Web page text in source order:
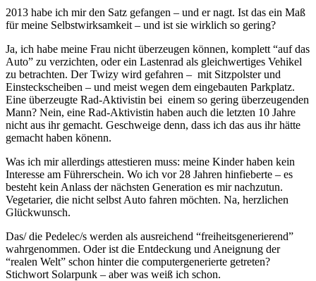
2013 habe ich mir den Satz gefangen – und er nagt. Ist das ein Maß
für meine Selbstwirksamkeit – und ist sie wirklich so gering?
Ja, ich habe meine Frau nicht überzeugen können, komplett “auf das
Auto” zu verzichten, oder ein Lastenrad als gleichwertiges Vehikel
zu betrachten. Der Twizy wird gefahren – mit Sitzpolster und
Einsteckscheiben – und meist wegen dem eingebauten Parkplatz.
Eine überzeugte Rad-Aktivistin bei einem so gering überzeugenden
Mann? Nein, eine Rad-Aktivistin haben auch die letzten 10 Jahre
nicht aus ihr gemacht. Geschweige denn, dass ich das aus ihr hätte
gemacht haben könenn.
Was ich mir allerdings attestieren muss: meine Kinder haben kein
Interesse am Führerschein. Wo ich vor 28 Jahren hinfieberte – es
besteht kein Anlass der nächsten Generation es mir nachzutun.
Vegetarier, die nicht selbst Auto fahren möchten. Na, herzlichen
Glückwunsch.
Das/ die Pedelec/s werden als ausreichend “freiheitsgenerierend”
wahrgenommen. Oder ist die Entdeckung und Aneignung der
“realen Welt” schon hinter die computergenerierte getreten?
Stichwort Solarpunk – aber was weiß ich schon.